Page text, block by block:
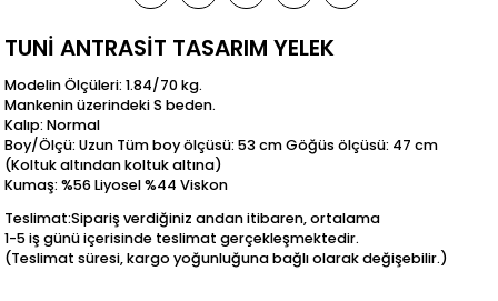
TUNİ ANTRASİT TASARIM YELEK
Modelin Ölçüleri: 1.84/70 kg.
Mankenin üzerindeki S beden.
Kalıp: Normal
Boy/Ölçü: Uzun Tüm boy ölçüsü: 53 cm Göğüs ölçüsü: 47 cm
(Koltuk altından koltuk altına)
Kumaş: %56 Liyosel %44 Viskon
Teslimat:Sipariş verdiğiniz andan itibaren, ortalama
1-5 iş günü içerisinde teslimat gerçekleşmektedir.
(Teslimat süresi, kargo yoğunluğuna bağlı olarak değişebilir.)